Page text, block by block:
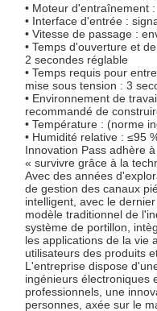
• Moteur d'entraînement
• Interface d'entrée :
• Vitesse de passage :
• Temps d'ouverture et
2 secondes réglable
• Temps requis pour
mise sous tension : 3
• Environnement de
recommandé de
• Température :
• Humidité relative : ≤95
Innovation Pass adhère
« survivre grâce à la
Avec des années
de gestion des canaux
intelligent, avec le
modèle traditionnel de
système de portillon,
les applications de la vie
utilisateurs des produits
L'entreprise dispose
ingénieurs électroniques
professionnels, une
personnes, axée sur le